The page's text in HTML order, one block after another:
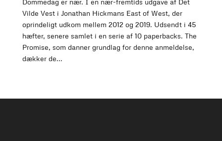
Dommedag er nær. I en nær-fremtids udgave af Det
Vilde Vest i Jonathan Hickmans East of West, der
oprindeligt udkom mellem 2012 og 2019. Udsendt i 45
hæfter, senere samlet i en serie af 10 paperbacks. The
Promise, som danner grundlag for denne anmeldelse,
dækker de...